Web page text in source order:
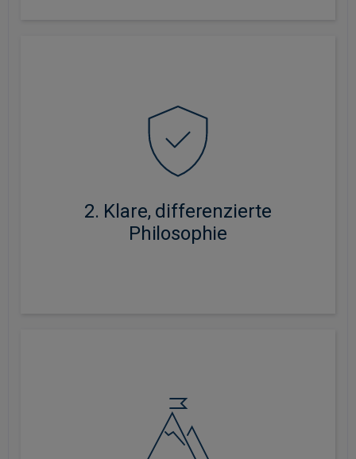
2. Klare, differenzierte
Philosophie
Wettbewerbsvorteilen, kontinuierlichem Wachstum
und Transformationspotenzial. Der Portfoliomanager
Research-Teams sowie unserer Kollegen im
Bereich europäische Aktien zurück.